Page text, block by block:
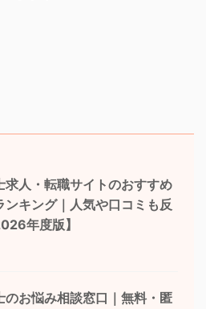
求人・転職サイトのおすすめ
ンキング｜人気や口コミも反
年度版】
のお悩み相談窓口｜無料・匿